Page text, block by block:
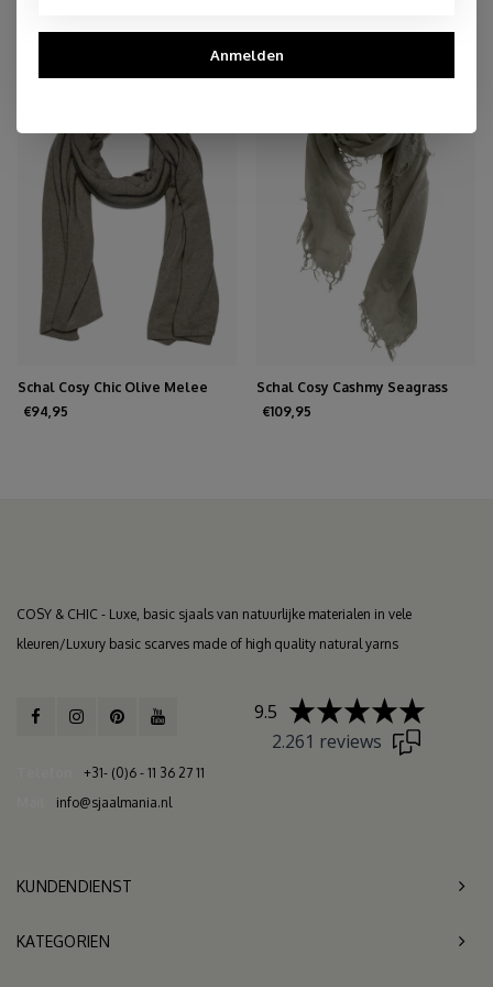
You may also like
Schal Cosy Chic Olive Melee
€94,95
Schal Cosy Cashmy Seagrass
€109,95
COSY & CHIC - Luxe, basic sjaals van natuurlijke materialen in vele
kleuren/Luxury basic scarves made of high quality natural yarns
+31- (0)6 - 11 36 27 11
info@sjaalmania.nl
9.5
2.261 reviews
KUNDENDIENST
KATEGORIEN
Anmelden